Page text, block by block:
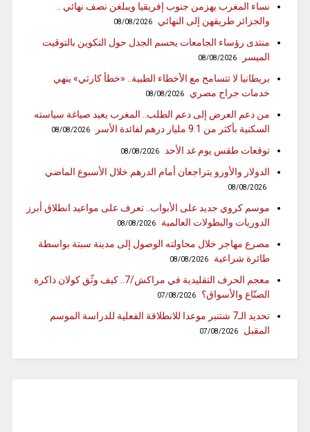
نساء المغرب يهزمن جنوب إفريقيا ويبلغن نصف نهائي ..
والجزائر طريقهن إلى النهائي
08/08/2026
منتدى رؤساء الجامعات يحسم الجدل حول التكوين بالتوقيت
الميسر
08/08/2026
بريطانيا لا تتسامح مع الأخطاء الطبية.. «خطأ كارثي» ينهي
خدمات جراح مصري
08/08/2026
من دعم العرض إلى دعم الطلب.. المغرب يعيد صياغة سياسته
السكنية بأكثر من 9.1 مليار درهم لفائدة الأسر
08/08/2026
توقعات طقس يوم غد الأحد 08/08/2026
الدولار والأورو يتراجعان أمام الدرهم خلال الأسبوع الماضي
08/08/2026
موسم كروي جديد على الأبواب.. تعرف على مواعيد انطلاق أبرز
الدوريات والبطولات العالمية
08/08/2026
مصرع مهاجر خلال محاولته الوصول إلى مدينة سبتة بواسطة
طائرة شراعية
08/08/2026
معجم الحرف التقليدية في مراكش/7.. كيف وثّق كولان ذاكرة
الصنّاع والأسواق؟
07/08/2026
تحديد الـ7 شتنبر موعدا للانطلاقة الفعلية للدراسة الموسم
المقبل
07/08/2026